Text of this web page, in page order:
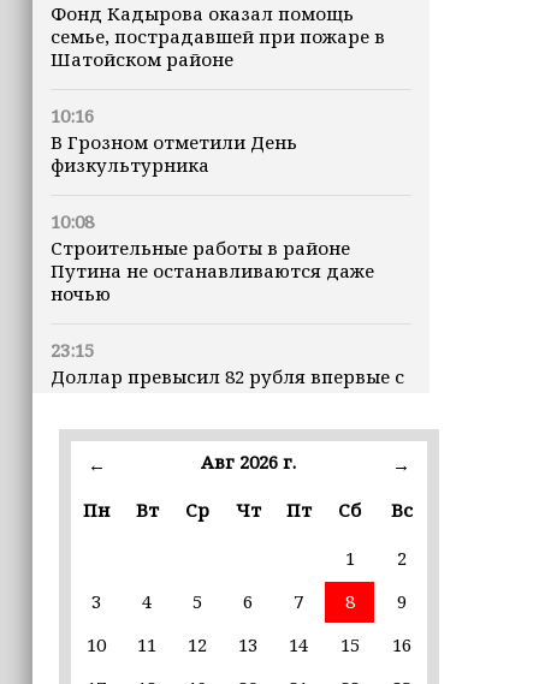
Фонд Кадырова оказал помощь
семье, пострадавшей при пожаре в
Шатойском районе
10:16
В Грозном отметили День
физкультурника
10:08
Строительные работы в районе
Путина не останавливаются даже
ночью
23:15
Доллар превысил 82 рубля впервые с
инфраструктуру по госпрограмме
Силы ПВО сбили 75 БПЛА над
регионами России за последние
сутки
← Авг 2026 г.
→
Пн
Вт Ср Чт Пт Сб
Вс
1
2
3
4 5 6 7 8
9
10
11 12 13 14 15
16